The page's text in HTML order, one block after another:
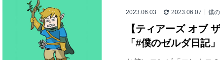
2023.06.03 2023.06.07 僕
【ティアーズ オブ
「#僕のゼルダ日記